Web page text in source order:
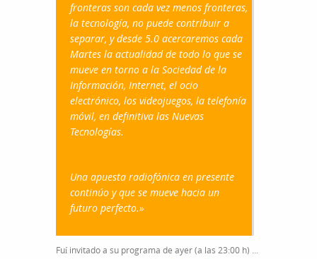
fronteras son cada vez menos fronteras,
la tecnología, no puede contribuir a
separar, y desde 5.0 acercaremos cada
Martes la actualidad de todo lo que se
mueve en torno a la Sociedad de la
Información, Internet, el ocio
electrónico, los videojuegos, la telefonía
móvil, en definitiva las Nuevas
Tecnologías.
Una apuesta radiofónica en presente
continúo y que se mueve hacia un
futuro perfecto.»
Fuí invitado a su programa de ayer (a las 23:00 h) …